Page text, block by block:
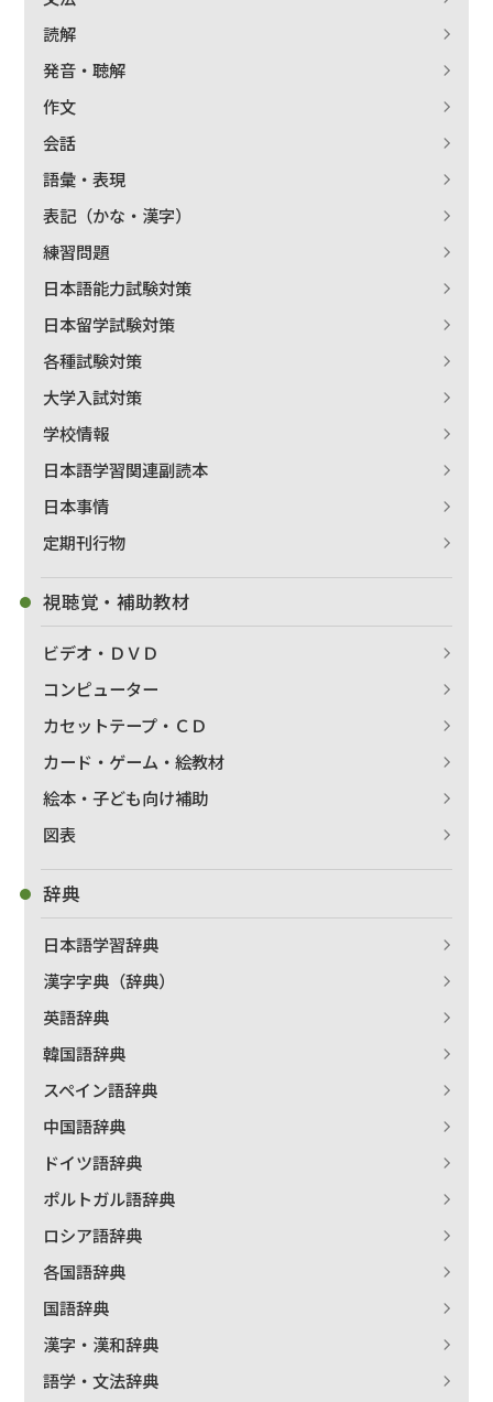
読解
発音・聴解
作文
会話
語彙・表現
表記（かな・漢字）
練習問題
日本語能力試験対策
日本留学試験対策
各種試験対策
大学入試対策
学校情報
日本語学習関連副読本
日本事情
定期刊行物
視聴覚・補助教材
ビデオ・ＤＶＤ
コンピューター
カセットテープ・ＣＤ
カード・ゲーム・絵教材
絵本・子ども向け補助
図表
辞典
日本語学習辞典
漢字字典（辞典）
英語辞典
韓国語辞典
スペイン語辞典
中国語辞典
ドイツ語辞典
ポルトガル語辞典
ロシア語辞典
各国語辞典
国語辞典
漢字・漢和辞典
語学・文法辞典